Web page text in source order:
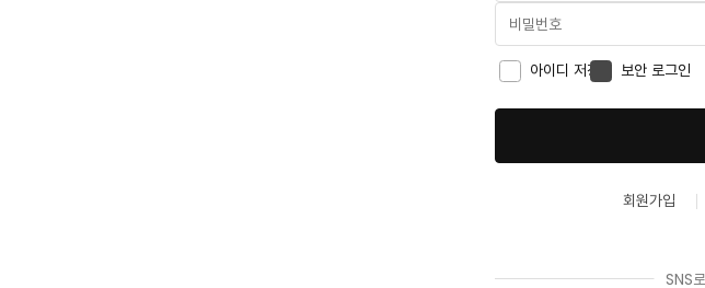
아이디 저장 보안 로그인
회원가입
SNS